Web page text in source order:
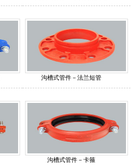
沟槽式管件－法兰短管
沟槽式管件－卡箍